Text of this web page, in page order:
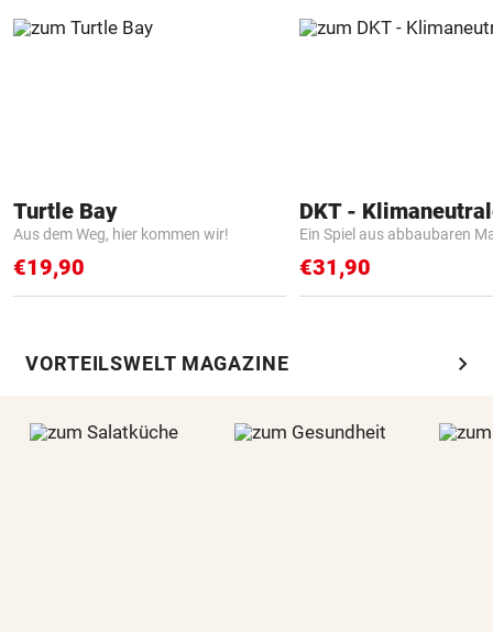
Turtle Bay
Aus dem Weg, hier kommen wir!
€19,90
Ein Spiel aus abbaubaren
€31,90
VORTEILSWELT MAGAZINE chevron_right